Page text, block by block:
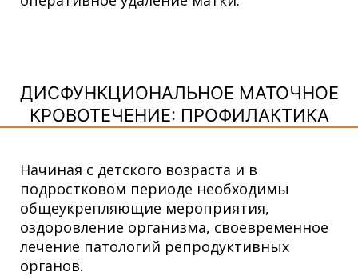
ДИСФУНКЦИОНАЛЬНОЕ МАТОЧНОЕ
КРОВОТЕЧЕНИЕ: ПРОФИЛАКТИКА
Начиная с детского возраста и в
подростковом периоде необходимы
общеукрепляющие мероприятия,
оздоровление организма, своевременное
лечение патологий репродуктивных
органов.